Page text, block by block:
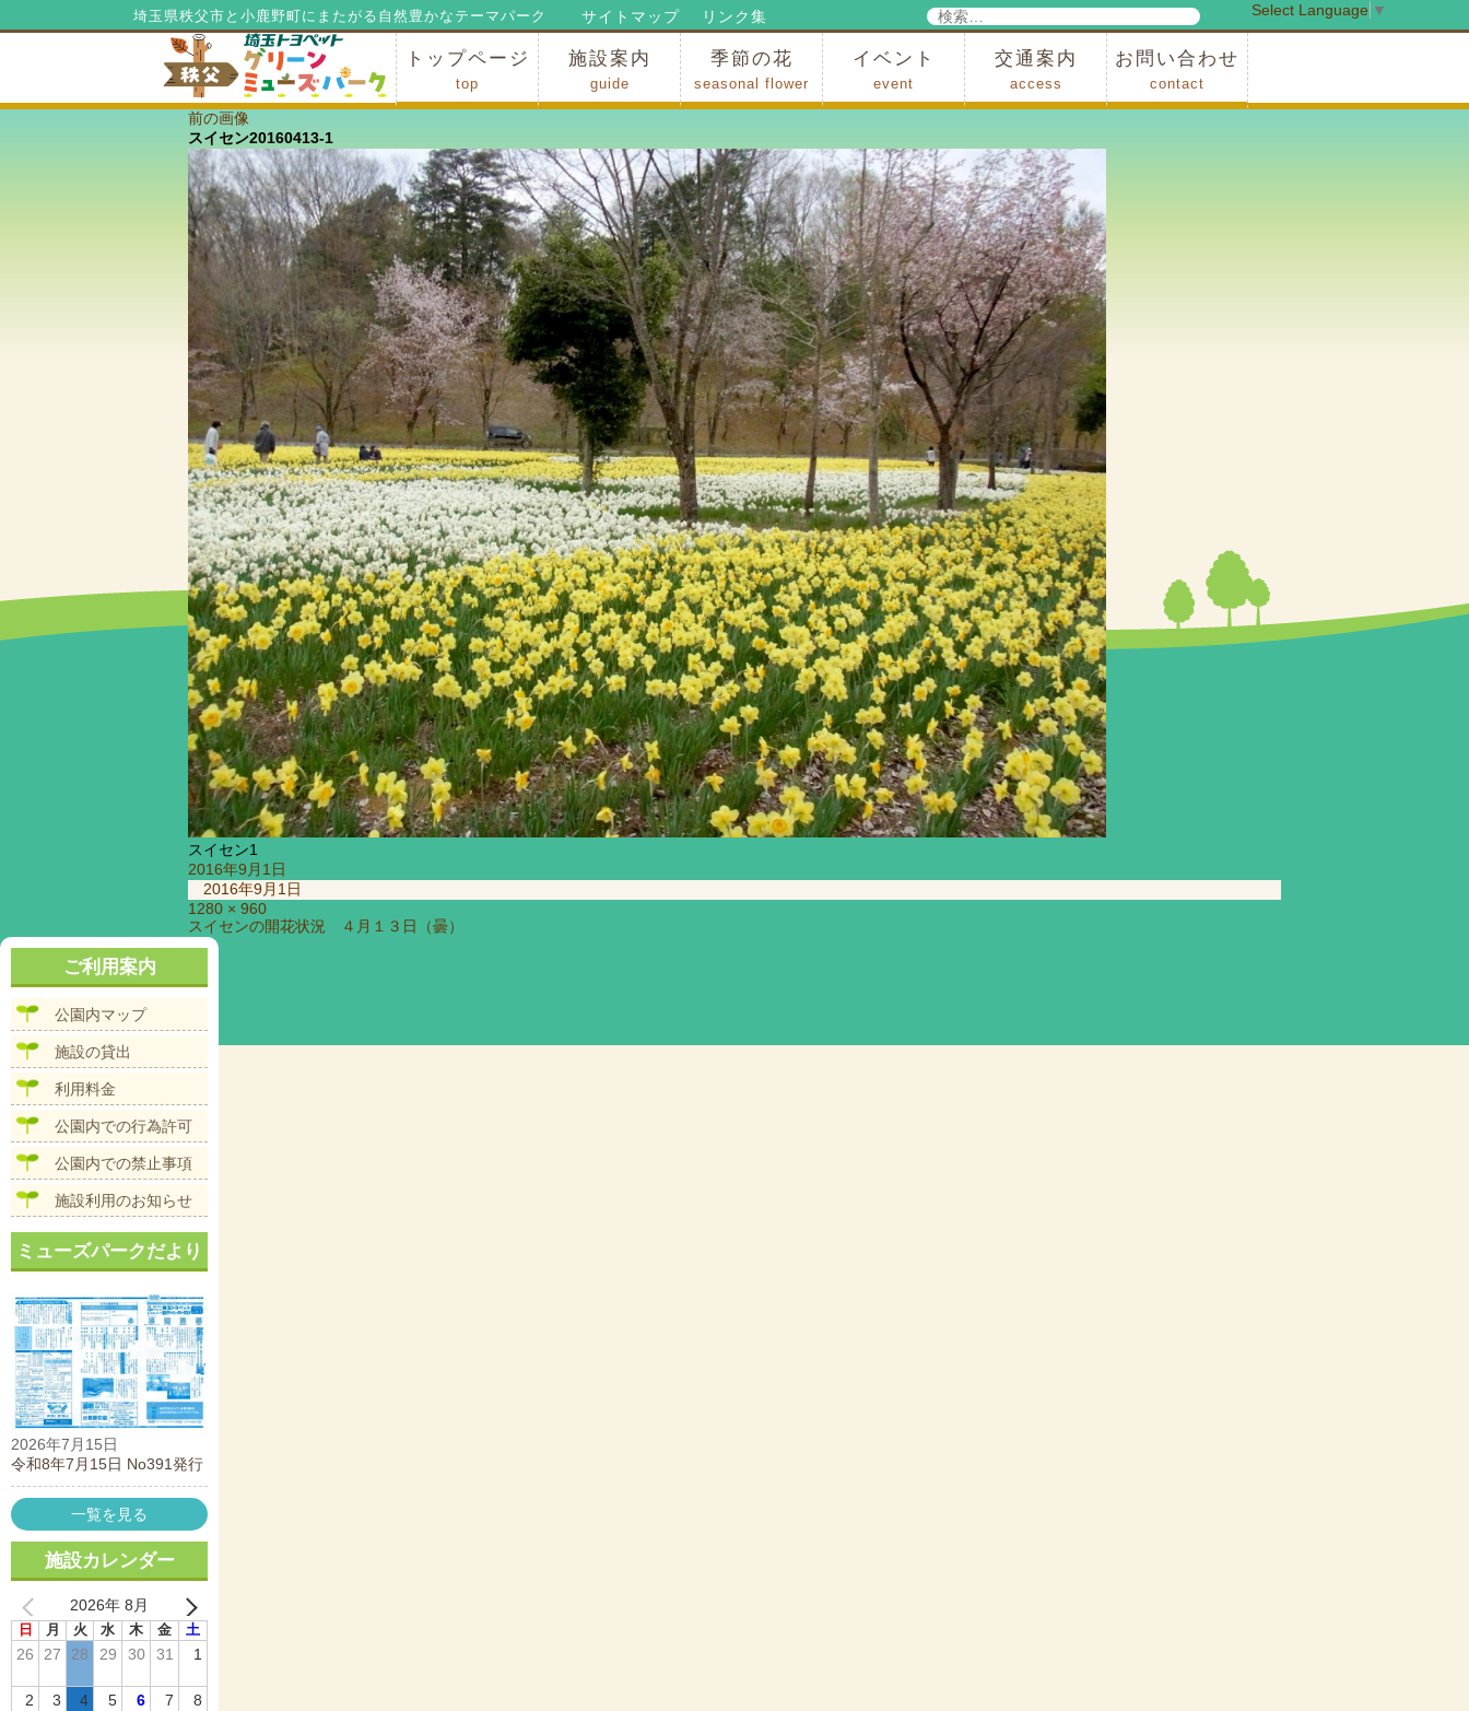
埼玉県秩父市と小鹿野町にまたがる自然豊かなテーマパーク リンク集
サイトマップ
検
検
索
トップページ
top
施設案内
guide
季節の花
seasonal flower
イベント
event
交通案内
access
お問い合わせ
contact
Select Language ▼
前の画像
スイセン20160413-1
スイセン1
投
日:
2016年9月1日
2016年9月1日
フ
ル
サ
ズ
1280 × 960
投
稿
ビ
スイセンの開花状況 ４月１３日（曇）
ご利用案内
公園内マップ
施設の貸出
利用料金
公園内での行為許可
公園内での禁止事項
施設利用のお知らせ
ミューズパークだより
2026年7月15日
令和8年7月15日 No391発行
一覧を見る
施設カレンダー
2026年 8月
日 月 火 水 木 金 土
26 27 28 29 30 31 1
2 3 4 5 6 7 8